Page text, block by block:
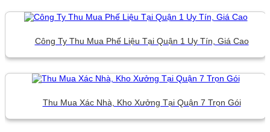
Công Ty Thu Mua Phế Liệu Tại Quận 1 Uy Tín, Giá Cao
Thu Mua Xác Nhà, Kho Xưởng Tại Quận 7 Trọn Gói